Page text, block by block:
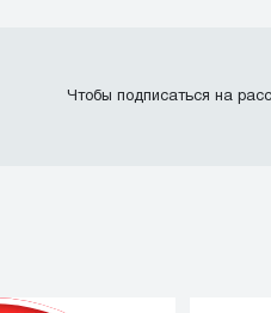
Чтобы подписаться на